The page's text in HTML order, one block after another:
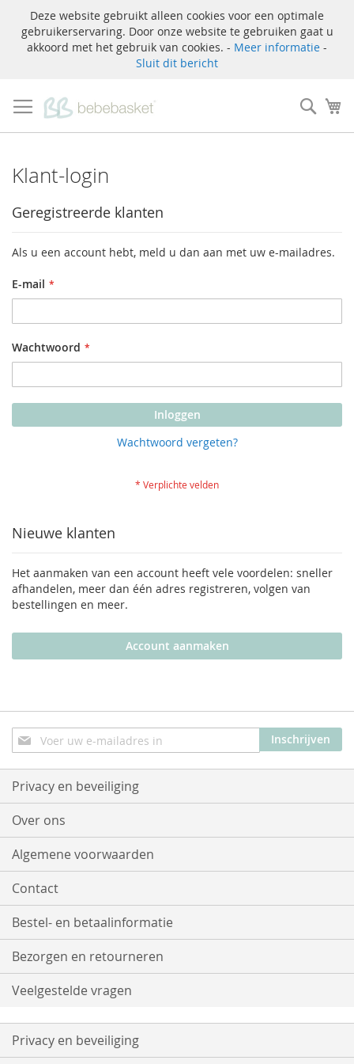
Deze website gebruikt alleen cookies voor een optimale
gebruikerservaring. Door onze website te gebruiken gaat u
akkoord met het gebruik van cookies. - Meer informatie -
Sluit dit bericht
naar
de
inhoud
Zoek
Klant-login
Geregistreerde klanten
Als u een account hebt, meld u dan aan met uw e-mailadres.
E-mail
Wachtwoord
Inloggen
Wachtwoord vergeten?
Nieuwe klanten
Het aanmaken van een account heeft vele voordelen: sneller
afhandelen, meer dan één adres registreren, volgen van
bestellingen en meer.
Account aanmaken
Abonneer
u
op
onze
nieuwsbrief
Inschrijven
Privacy en beveiliging
Over ons
Algemene voorwaarden
Contact
Bestel- en betaalinformatie
Bezorgen en retourneren
Veelgestelde vragen
Privacy en beveiliging